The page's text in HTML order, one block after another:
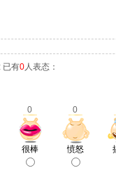
已有0人表态：
0 0
很棒 愤怒